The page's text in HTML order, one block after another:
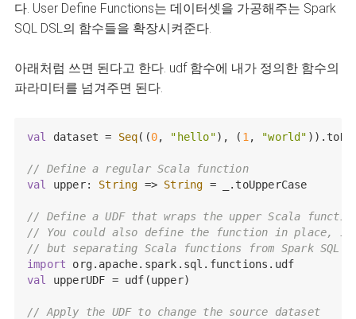
다. User Define Functions는 데이터셋을 가공해주는 Spark
SQL DSL의 함수들을 확장시켜준다.
아래처럼 쓰면 된다고 한다. udf 함수에 내가 정의한 함수의
파라미터를 넘겨주면 된다.
val dataset = Seq((0, "hello"), ( 1 , "world"
// Define a regular Scala function
val
upper: String => String = _.toUpperCase
// Define a UDF that wraps the upper Scala
// You could also define the function in place,
// but separating Scala functions from Spark
import
val
upperUDF = udf(upper)
// Apply the UDF to change the source dataset